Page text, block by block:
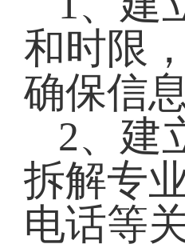
和时限
确保信
2、建
拆解专
电话等